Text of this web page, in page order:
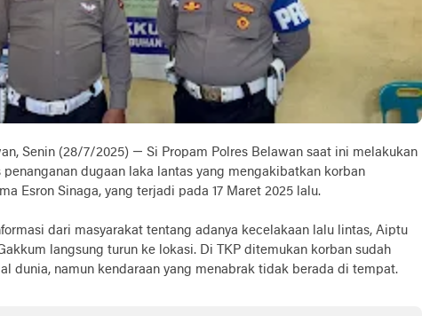
Senin (28/7/2025) — Si Propam Polres Belawan saat ini melakukan
penanganan dugaan laka lantas yang mengakibatkan korban
Esron Sinaga, yang terjadi pada 17 Maret 2025 lalu.
dari masyarakat tentang adanya kecelakaan lalu lintas, Aiptu
langsung turun ke lokasi. Di TKP ditemukan korban sudah
dunia, namun kendaraan yang menabrak tidak berada di tempat.